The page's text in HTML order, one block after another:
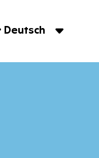
Deutsch